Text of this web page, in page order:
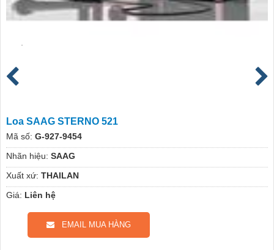
Loa SAAG STERNO 521
Mã số: G-927-9454
Nhãn hiệu: SAAG
Xuất xứ: THAILAN
Giá: Liên hệ
EMAIL MUA HÀNG